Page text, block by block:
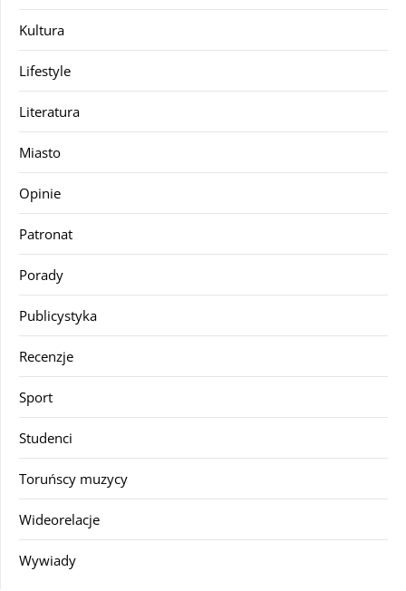
Kultura
Lifestyle
Literatura
Miasto
Opinie
Patronat
Porady
Publicystyka
Recenzje
Sport
Studenci
Toruńscy muzycy
Wideorelacje
Wywiady